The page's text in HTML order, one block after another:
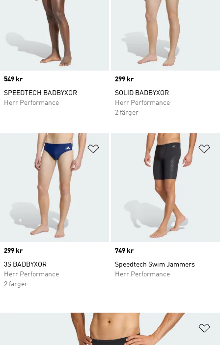
Price
549 kr
SPEEDTECH BADBYXOR
Herr Performance
Price
299 kr
SOLID BADBYXOR
Herr Performance
2 färger
Lägg till på önskelistan
Price
299 kr
3S BADBYXOR
Herr Performance
2 färger
Price
749 kr
Speedtech Swim Jammers
Herr Performance